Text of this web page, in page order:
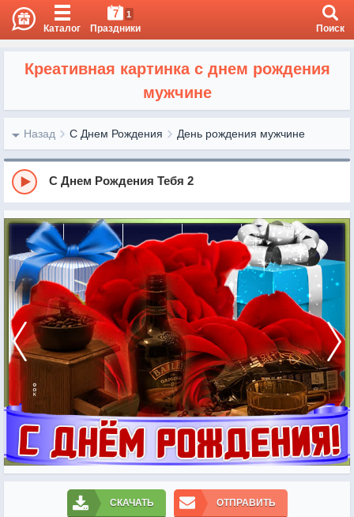
Каталог
7 1
Праздники Поиск
Креативная картинка с днем рождения
мужчине
Назад С Днем Рождения День рождения мужчине
С Днем Рождения Тебя 2
СКАЧАТЬ ОТПРАВИТЬ